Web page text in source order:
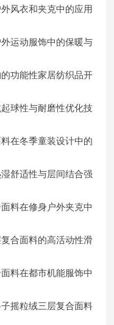
风衣和夹克中的应用
运动服饰中的保暖与
功能性家居纺织品开
球性与耐磨性优化技
在冬季童装设计中的
舒适性与层间结合强
料在修身户外夹克中
合面料的高活动性滑
料在都市机能服饰中
摇粒绒三层复合面料